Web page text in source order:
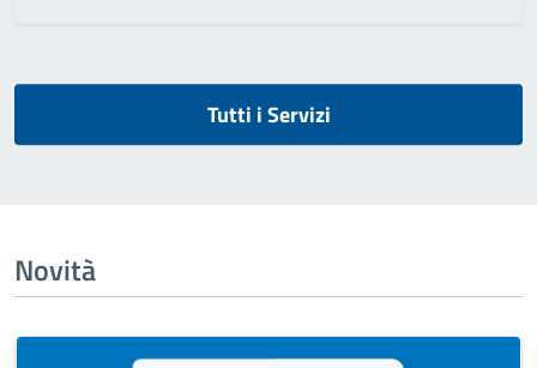
Tutti i Servizi
Novità